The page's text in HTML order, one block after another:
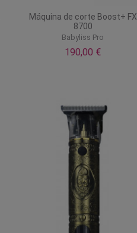
Máquina de corte Boost+ FX
8700
Babyliss Pro
190,00 €